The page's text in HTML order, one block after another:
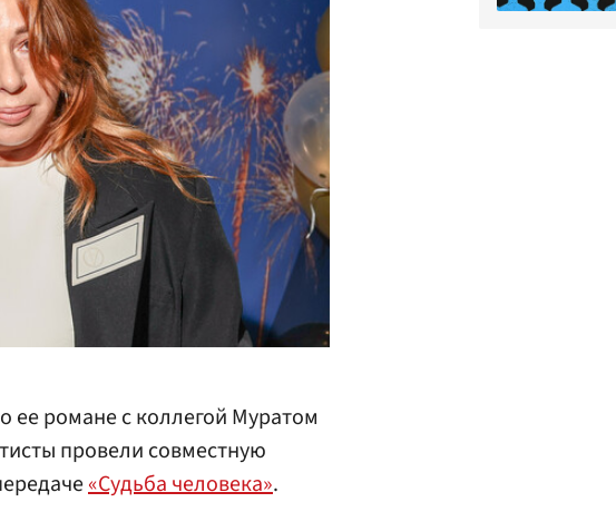
ее романе с коллегой Муратом
провели совместную
«Судьба человека».